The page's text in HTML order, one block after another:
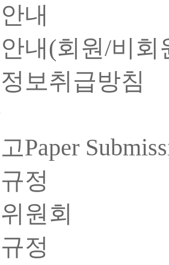
내
내(회원/비회
보취급방침
Paper
정
원회
정